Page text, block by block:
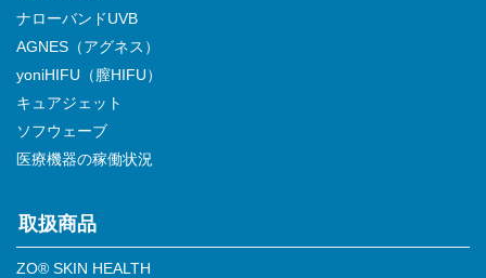
ナローバンドUVB
AGNES（アグネス）
yoniHIFU（膣HIFU）
キュアジェット
ソフウェーブ
医療機器の稼働状況
取扱商品
ZO® SKIN HEALTH